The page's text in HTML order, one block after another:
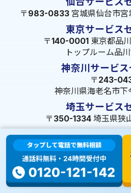
〒983-0833 宮城県仙台市宮
東京サービス
〒140-0001 東京都品
トップルーム品
神奈川サービ
〒243-
神奈川県海老名市
埼玉サービス
〒350-1334 埼玉県狭
千葉サービス
〒264-
千葉県千葉市若葉区
茨城サービス
〒309-1717 茨城県笠間